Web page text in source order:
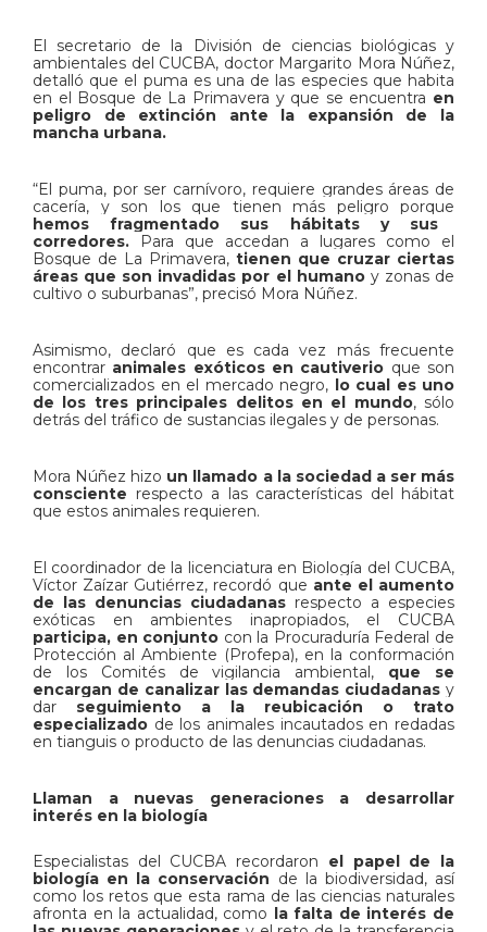
El secretario de la División de ciencias biológicas y
ambientales del CUCBA, doctor Margarito Mora Núñez,
detalló que el puma es una de las especies que habita
en el Bosque de La Primavera y que se encuentra en
peligro de extinción ante la expansión de la
mancha urbana.
“El puma, por ser carnívoro, requiere grandes áreas de
cacería, y son los que tienen más peligro porque
hemos fragmentado sus hábitats y sus
corredores. Para que accedan a lugares como el
Bosque de La Primavera, tienen que cruzar ciertas
áreas que son invadidas por el humano y zonas de
cultivo o suburbanas”, precisó Mora Núñez.
Asimismo, declaró que es cada vez más frecuente
encontrar animales exóticos en cautiverio que son
comercializados en el mercado negro, lo cual es uno
de los tres principales delitos en el mundo, sólo
detrás del tráfico de sustancias ilegales y de personas.
Mora Núñez hizo un llamado a la sociedad a ser más
consciente respecto a las características del hábitat
que estos animales requieren.
El coordinador de la licenciatura en Biología del CUCBA,
Víctor Zaízar Gutiérrez, recordó que ante el aumento
de las denuncias ciudadanas respecto a especies
exóticas en ambientes inapropiados, el CUCBA
participa, en conjunto con la Procuraduría Federal de
Protección al Ambiente (Profepa), en la conformación
de los Comités de vigilancia ambiental, que se
encargan de canalizar las demandas ciudadanas y
dar seguimiento a la reubicación o trato
especializado de los animales incautados en redadas
en tianguis o producto de las denuncias ciudadanas.
Llaman a nuevas generaciones a desarrollar
interés en la biología
Especialistas del CUCBA recordaron el papel de la
biología en la conservación de la biodiversidad, así
como los retos que esta rama de las ciencias naturales
afronta en la actualidad, como la falta de interés de